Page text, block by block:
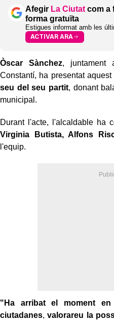
Afegir La Ciutat com a
forma gratuïta
Estigues informat amb les
ACTIVAR ARA
Òscar Sànchez, juntament
Constantí, ha presentat
seu del seu partit, donant
municipal.
Durant l'acte, l'alcaldable ha
Virginia Butista, Alfons
l'equip.
"Ha arribat el moment
ciutadanes,valorareu la